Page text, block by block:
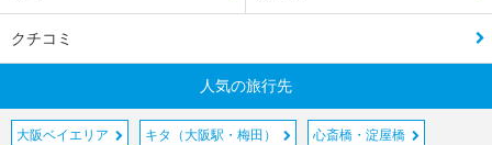
クチコミ
人気の旅行先
大阪ベイエリア キタ（大阪駅・梅田） 心斎橋・淀屋橋